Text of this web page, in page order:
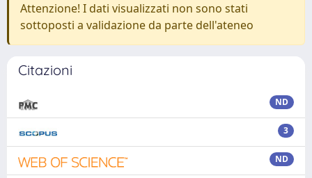
Attenzione! I dati visualizzati non sono stati
sottoposti a validazione da parte dell'ateneo
Citazioni
ND
3
ND